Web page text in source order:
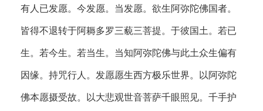
有人已发愿。今发愿。当发愿。欲生阿弥陀佛国者。
皆得不退转于阿耨多罗三藐三菩提。于彼国土。若已
生。若今生。若当生。当知阿弥陀佛与此土众生偏有
因缘。持咒行人。发愿愿生西方极乐世界。以阿弥陀
佛本愿摄受故。以大悲观世音菩萨千眼照见。千手护